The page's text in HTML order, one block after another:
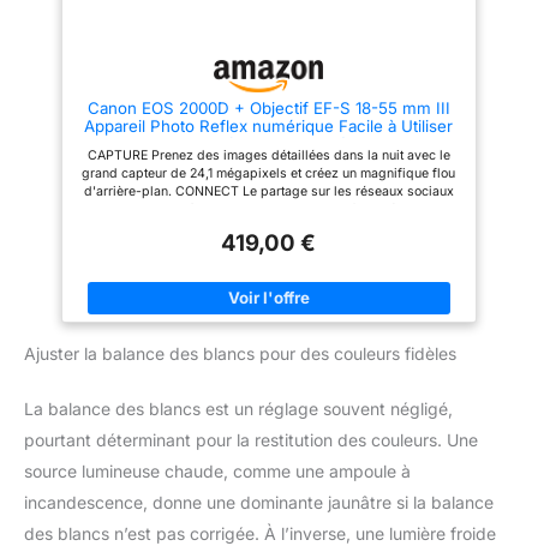
noir EOS 2000D ; EF-S 18-55
couvercle de boîtier d'appareil
photo R-F-3 ; sangle EW-400D ;
batterie LC-E10E ; cble
d'alimentation pour chargeur de
batterie ; cache objectif ;
(français non garanti). Première
étape L'objectif ne contient pas
Canon EOS 2000D + Objectif EF-S 18-55 mm III
Appareil Photo Reflex numérique Facile à Utiliser
Portraits et Les paysages
CAPTURE Prenez des images détaillées dans la nuit avec le
grand capteur de 24,1 mégapixels et créez un magnifique flou
d'arrière-plan. CONNECT Le partage sur les réseaux sociaux
APPAREIL PHOTO L'appareil photo est associé à un objectif
de haute qualité adapté à la photographie générale. PRÉCIS
Capturez l'instant exactement tel que vous vous en souvenez
grâce à la mise au point automatique précise, à 3,0 ips et au
en direct avec le mode Creative Auto. Ajoutez des finitions
419,00 €
Ajuster la balance des blancs pour des couleurs fidèles
La balance des blancs est un réglage souvent négligé,
pourtant déterminant pour la restitution des couleurs. Une
source lumineuse chaude, comme une ampoule à
incandescence, donne une dominante jaunâtre si la balance
des blancs n’est pas corrigée. À l’inverse, une lumière froide